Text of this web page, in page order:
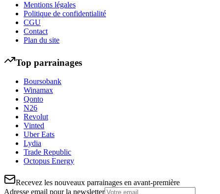
Mentions légales
Politique de confidentialité
CGU
Contact
Plan du site
Top parrainages
Boursobank
Winamax
Qonto
N26
Revolut
Vinted
Uber Eats
Lydia
Trade Republic
Octopus Energy
Recevez les nouveaux parrainages en avant-première
Adresse email pour la newsletter